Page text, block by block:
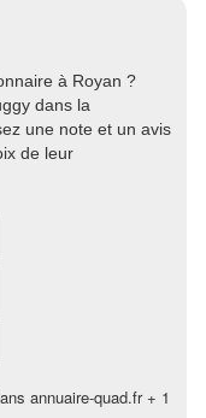
à Royan ?
dans la
une note et un avis
de leur
annuaire-quad.fr + 1